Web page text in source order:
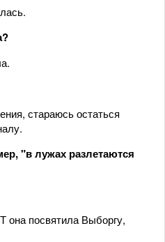
стараюсь остаться
"в лужах разлетаются
она посвятила Выборгу,